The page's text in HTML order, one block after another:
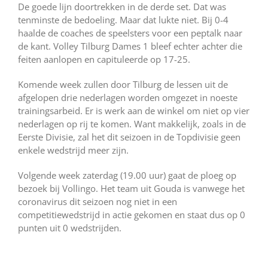
De goede lijn doortrekken in de derde set. Dat was
tenminste de bedoeling. Maar dat lukte niet. Bij 0-4
haalde de coaches de speelsters voor een peptalk naar
de kant. Volley Tilburg Dames 1 bleef echter achter die
feiten aanlopen en capituleerde op 17-25.
Komende week zullen door Tilburg de lessen uit de
afgelopen drie nederlagen worden omgezet in noeste
trainingsarbeid. Er is werk aan de winkel om niet op vier
nederlagen op rij te komen. Want makkelijk, zoals in de
Eerste Divisie, zal het dit seizoen in de Topdivisie geen
enkele wedstrijd meer zijn.
Volgende week zaterdag (19.00 uur) gaat de ploeg op
bezoek bij Vollingo. Het team uit Gouda is vanwege het
coronavirus dit seizoen nog niet in een
competitiewedstrijd in actie gekomen en staat dus op 0
punten uit 0 wedstrijden.